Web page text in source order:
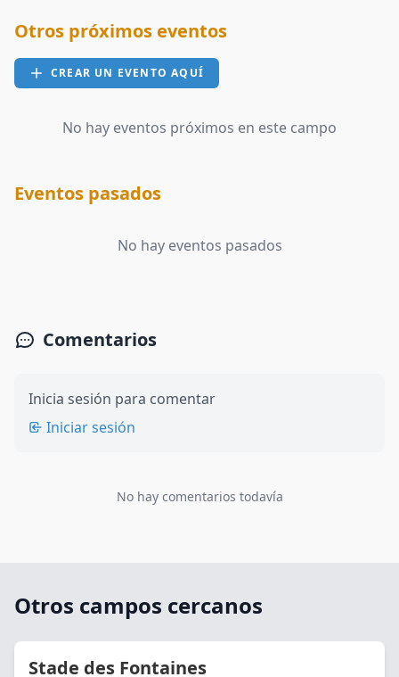
Otros próximos eventos
CREAR UN EVENTO AQUÍ
No hay eventos próximos en este campo
Eventos pasados
No hay eventos pasados
Comentarios
Inicia sesión para comentar
Iniciar sesión
No hay comentarios todavía
Otros campos cercanos
Stade des Fontaines